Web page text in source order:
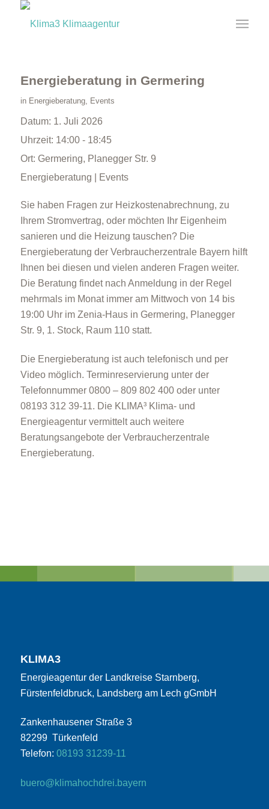
Energieberatung in Germering
in Energieberatung, Events
Datum: 1. Juli 2026
Uhrzeit: 14:00 - 18:45
Ort: Germering, Planegger Str. 9
Energieberatung | Events
Sie haben Fragen zur Heizkostenabrechnung, zu
Ihrem Stromvertrag, oder möchten Ihr Eigenheim
sanieren und die Heizung tauschen? Die
Energieberatung der Verbraucherzentrale Bayern hilft
Ihnen bei diesen und vielen anderen Fragen weiter.
Die Beratung findet nach Anmeldung in der Regel
mehrmals im Monat immer am Mittwoch von 14 bis
19:00 Uhr im Zenia-Haus in Germering, Planegger
Str. 9, 1. Stock, Raum 110 statt.
Die Energieberatung ist auch telefonisch und per
Video möglich. Terminreservierung unter der
Telefonnummer 0800 – 809 802 400 oder unter
08193 312 39-11. Die KLIMA³ Klima- und
Energieagentur vermittelt auch weitere
Beratungsangebote der Verbraucherzentrale
Energieberatung.
KLIMA3
Energieagentur der Landkreise Starnberg,
Fürstenfeldbruck, Landsberg am Lech gGmbH
Zankenhausener Straße 3
82299 Türkenfeld
Telefon: 08193 31239-11
buero@klimahochdrei.bayern